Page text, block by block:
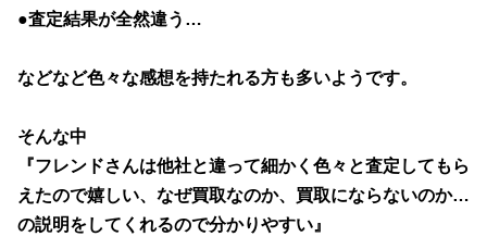
●査定結果が全然違う…
などなど色々な感想を持たれる方も多いようです。
そんな中
『フレンドさんは他社と違って細かく色々と査定してもら
えたので嬉しい、なぜ買取なのか、買取にならないのか…
の説明をしてくれるので分かりやすい 』